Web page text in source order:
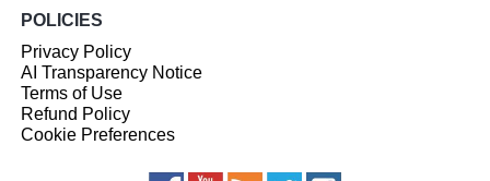
POLICIES
Privacy Policy
AI Transparency Notice
Terms of Use
Refund Policy
Cookie Preferences